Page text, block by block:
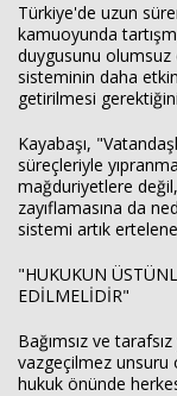
Türkiye'de uzun
kamuoyunda
duygusunu olumsuz
sisteminin daha
getirilmesi
Kayabaşı,
süreçleriyle
mağduriyetlere
zayıflamasına da
sistemi artık
"HUKUKUN
EDİLMELİDİR"
Bağımsız ve
vazgeçilmez unsuru
hukuk önünde